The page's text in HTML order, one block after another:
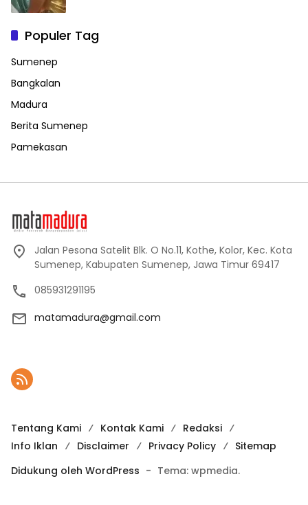
Populer Tag
Sumenep
Bangkalan
Madura
Berita Sumenep
Pamekasan
Jalan Pesona Satelit Blk. O No.11, Kothe, Kolor, Kec. Kota
Sumenep, Kabupaten Sumenep, Jawa Timur 69417
085931291195
matamadura@gmail.com
Tentang Kami Kontak Kami
Redaksi
Info Iklan
Disclaimer Privacy Policy
Sitemap
Didukung oleh WordPress - Tema: wpmedia.